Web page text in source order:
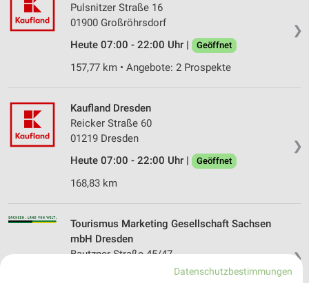
❯
Pulsnitzer Straße 16
01900 Großröhrsdorf
Heute 07:00 - 22:00 Uhr |
Geöffnet
157,77 km • Angebote: 2 Prospekte
❯
Kaufland Dresden
Reicker Straße 60
01219 Dresden
Heute 07:00 - 22:00 Uhr |
Geöffnet
168,83 km
❯
Tourismus Marketing Gesellschaft Sachsen
mbH Dresden
Bautzner Straße 45/47
Datenschutzbestimmungen